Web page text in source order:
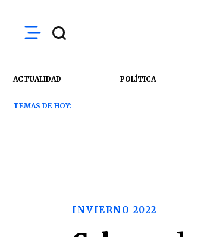
ACTUALIDAD POLÍTICA
TEMAS DE HOY:
INVIERNO 2022